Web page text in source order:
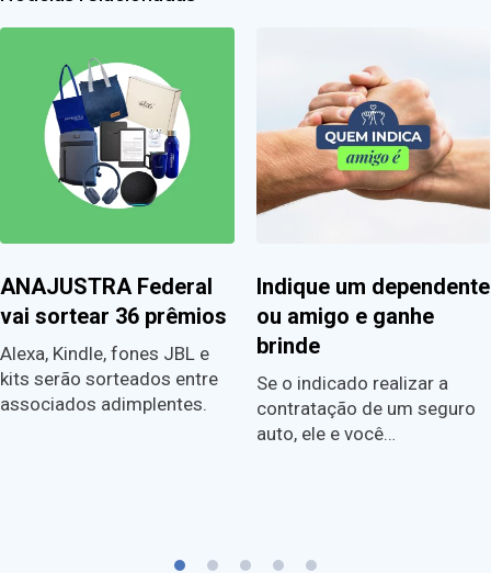
ANAJUSTRA Federal
vai sortear 36 prêmios
Alexa, Kindle, fones JBL e
kits serão sorteados entre
associados adimplentes.
Indique um dependente
ou amigo e ganhe
brinde
Se o indicado realizar a
contratação de um seguro
auto, ele e você…